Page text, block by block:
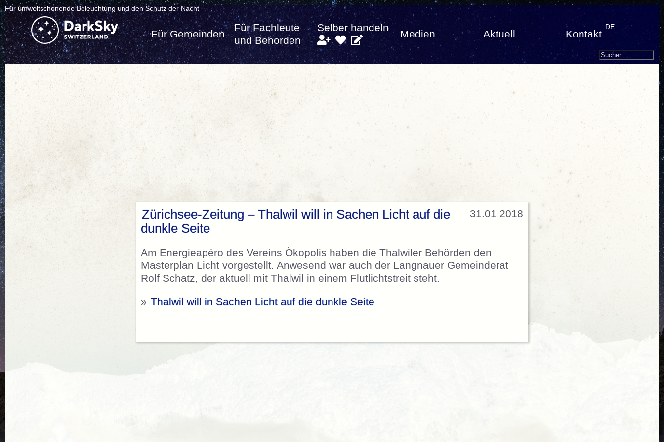
Für umweltschonende Beleuchtung und den Schutz der Nacht
Für Gemeinden
Für Fachleute
und Behörden
Selber handeln
Medien Aktuell Kontakt
DE
Search
Suchen
31.01.2018
Zürichsee-Zeitung – Thalwil will in Sachen Licht auf die
dunkle Seite
Am Energieapéro des Vereins Ökopolis haben die Thalwiler Behörden den
Masterplan Licht vorgestellt. Anwesend war auch der Langnauer Gemeinderat
Rolf Schatz, der aktuell mit Thalwil in einem Flutlichtstreit steht.
» Thalwil will in Sachen Licht auf die dunkle Seite